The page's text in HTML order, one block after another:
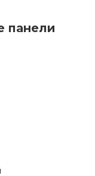
панели